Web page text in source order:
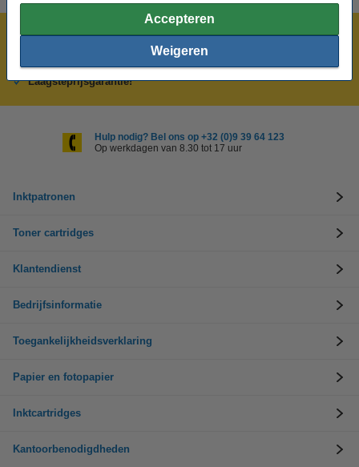
Accepteren
Weigeren
Meer dan 5 miljoen klanten!
Voor 22.00 uur besteld, morgen in huis!
Laagsteprijsgarantie!
Hulp nodig? Bel ons op +32 (0)9 39 64 123
Op werkdagen van 8.30 tot 17 uur
Inktpatronen
Toner cartridges
Klantendienst
Bedrijfsinformatie
Toegankelijkheidsverklaring
Papier en fotopapier
Inktcartridges
Kantoorbenodigdheden